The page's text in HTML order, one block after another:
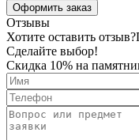
Оформить заказ
Отзывы
Хотите оставить отзыв?
Сделайте выбор!
Скидка 10% на